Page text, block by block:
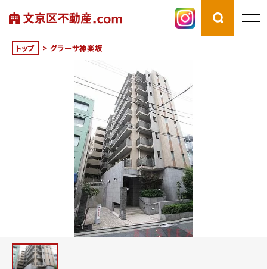
トップ > グラーサ神楽坂